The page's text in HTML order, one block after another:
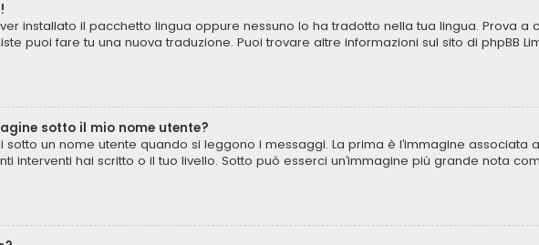
installato il pacchetto lingua oppure nessuno lo ha tradotto nella tua lingua. Prova
puoi fare tu una nuova traduzione. Puoi trovare altre informazioni sul sito di phpBB
sotto il mio nome utente?
un nome utente quando si leggono i messaggi. La prima è l’immagine
interventi hai scritto o il tuo livello. Sotto può esserci un’immagine più grande nota